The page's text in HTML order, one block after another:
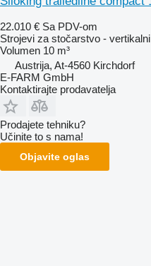
22.010 € Sa PDV-om
Strojevi za stočarstvo -
Volumen 10 m³
Austrija, At-4560 Kirchdorf
E-FARM GmbH
Kontaktirajte prodavatelja
Prodajete tehniku?
Učinite to s nama!
Objavite oglas